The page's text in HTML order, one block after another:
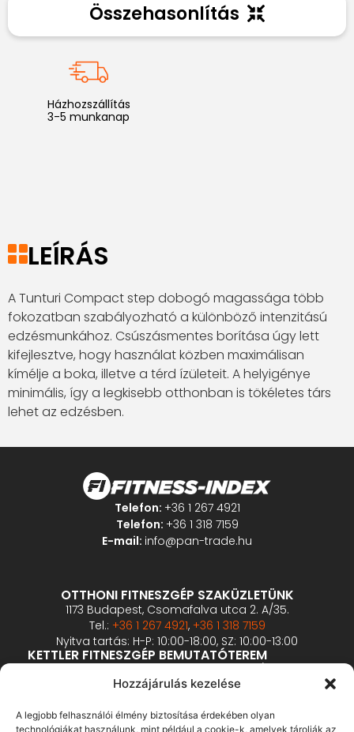
Hozzájárulás kezelése
A legjobb felhasználói élmény biztosítása érdekében olyan
technológiákat használunk, mint például a cookie-k, amelyek tárolják az
Összehasonlítás
Házhozszállítás
3-5 munkanap
LEÍRÁS
A Tunturi Compact step dobogó magassága több
fokozatban szabályozható a különböző intenzitású
edzésmunkához. Csúszásmentes borítása úgy lett
kifejlesztve, hogy használat közben maximálisan
kímélje a boka, illetve a térd ízületeit. A helyigénye
minimális, így a legkisebb otthonban is tökéletes társ
lehet az edzésben.
Telefon: +36 1 267 4921
Telefon: +36 1 318 7159
E-mail: info@pan-trade.hu
OTTHONI FITNESZGÉP SZAKÜZLETÜNK
1173 Budapest, Csomafalva utca 2. A/35.
Tel.: +36 1 267 4921, +36 1 318 7159
Nyitva tartás: H-P: 10:00-18:00, SZ: 10:00-13:00
KETTLER FITNESZGÉP BEMUTATÓTEREM
+36 1 426 1126, +36 1 200 4451
PROFESSZIONÁLIS FITNESZGÉP BEMUTATÓTEREM